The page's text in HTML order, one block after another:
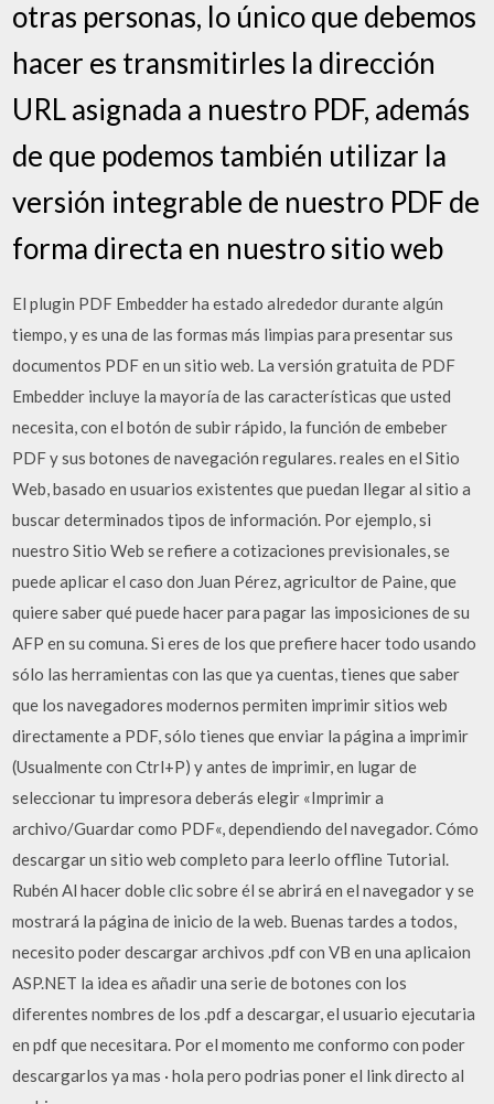
otras personas, lo único que debemos
hacer es transmitirles la dirección
URL asignada a nuestro PDF, además
de que podemos también utilizar la
versión integrable de nuestro PDF de
forma directa en nuestro sitio web
El plugin PDF Embedder ha estado alrededor durante algún
tiempo, y es una de las formas más limpias para presentar sus
documentos PDF en un sitio web. La versión gratuita de PDF
Embedder incluye la mayoría de las características que usted
necesita, con el botón de subir rápido, la función de embeber
PDF y sus botones de navegación regulares. reales en el Sitio
Web, basado en usuarios existentes que puedan llegar al sitio a
buscar determinados tipos de información. Por ejemplo, si
nuestro Sitio Web se refiere a cotizaciones previsionales, se
puede aplicar el caso don Juan Pérez, agricultor de Paine, que
quiere saber qué puede hacer para pagar las imposiciones de su
AFP en su comuna. Si eres de los que prefiere hacer todo usando
sólo las herramientas con las que ya cuentas, tienes que saber
que los navegadores modernos permiten imprimir sitios web
directamente a PDF, sólo tienes que enviar la página a imprimir
(Usualmente con Ctrl+P) y antes de imprimir, en lugar de
seleccionar tu impresora deberás elegir «Imprimir a
archivo/Guardar como PDF«, dependiendo del navegador. Cómo
descargar un sitio web completo para leerlo offline Tutorial.
Rubén Al hacer doble clic sobre él se abrirá en el navegador y se
mostrará la página de inicio de la web. Buenas tardes a todos,
necesito poder descargar archivos .pdf con VB en una aplicaion
ASP.NET la idea es añadir una serie de botones con los
diferentes nombres de los .pdf a descargar, el usuario ejecutaria
en pdf que necesitara. Por el momento me conformo con poder
descargarlos ya mas · hola pero podrias poner el link directo al